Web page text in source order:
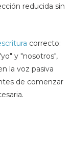
reducida sin
correcto:
y "nosotros",
la voz pasiva
de comenzar